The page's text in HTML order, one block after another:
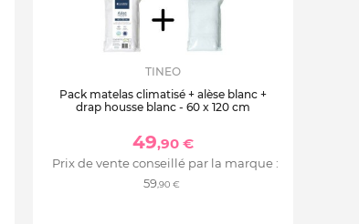
TINEO
Pack matelas climatisé + alèse blanc +
drap housse blanc - 60 x 120 cm
49,90 €
Prix de vente conseillé par la marque :
59,90 €